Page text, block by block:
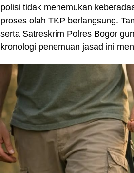
polisi tidak menemukan
proses olah TKP berlangsung.
serta Satreskrim Polres Bogor
kronologi penemuan jasad ini